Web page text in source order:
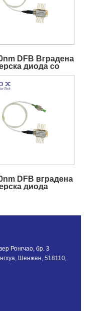
DFB Вградена
диода со
TEC
DFB вградена
диода
Ронгчао, бр. 3
Шенжен, 518110,